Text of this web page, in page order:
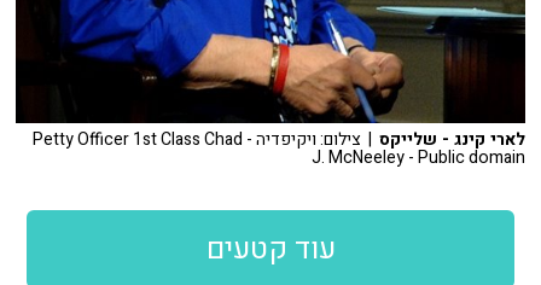
לארי קינג - שלייקס | צילום: ויקיפדיה - Petty Officer 1st Class Chad
J. McNeeley - Public domain
עוד קטעים